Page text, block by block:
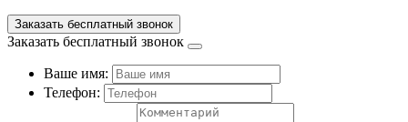
Заказать бесплатный звонок
Заказать бесплатный звонок
Ваше имя:
Телефон: